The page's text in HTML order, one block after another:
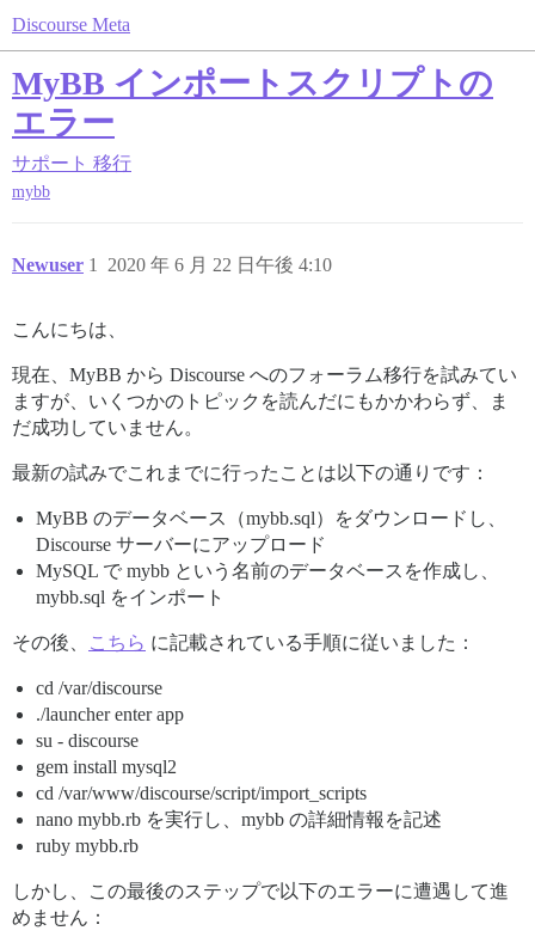
Discourse Meta
MyBB インポートスクリプトの
エラー
サポート 移行
mybb
Newuser 2020 年 6 月 22 日午後 4:10
1
こんにちは、
現在、MyBB から Discourse へのフォーラム移行を試みてい
ますが、いくつかのトピックを読んだにもかかわらず、ま
だ成功していません。
最新の試みでこれまでに行ったことは以下の通りです：
MyBB のデータベース（mybb.sql）をダウンロードし、
Discourse サーバーにアップロード
MySQL で mybb という名前のデータベースを作成し、
mybb.sql をインポート
その後、 こちら に記載されている手順に従いました：
cd /var/discourse
./launcher enter app
su - discourse
gem install mysql2
cd /var/www/discourse/script/import_scripts
nano mybb.rb を実行し、mybb の詳細情報を記述
ruby mybb.rb
しかし、この最後のステップで以下のエラーに遭遇して進
めません：